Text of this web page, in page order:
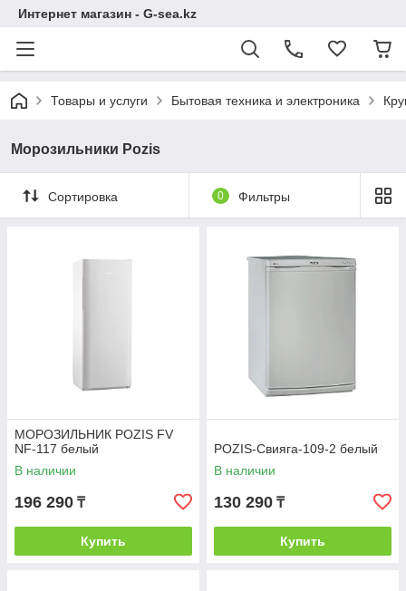
Интернет магазин - G-sea.kz
Товары и услуги Бытовая техника и электроника
Морозильники Pozis
Сортировка 0 Фильтры
МОРОЗИЛЬНИК POZIS FV
NF-117 белый
В наличии
196 290 ₸
Купить
POZIS-Свияга-109-2 белый
В наличии
130 290 ₸
Купить